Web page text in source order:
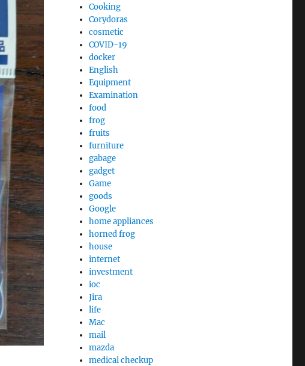
Cooking
Corydoras
cosmetic
COVID-19
docker
English
Equipment
Examination
food
frog
fruits
furniture
gabage
gadget
Game
goods
Google
home appliances
horned frog
house
internet
investment
ioc
Jira
life
Mac
mail
mazda
medical checkup